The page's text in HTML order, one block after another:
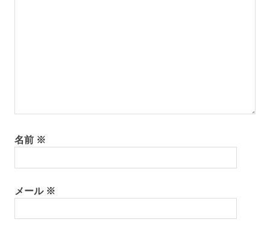
名前 ※
メール ※